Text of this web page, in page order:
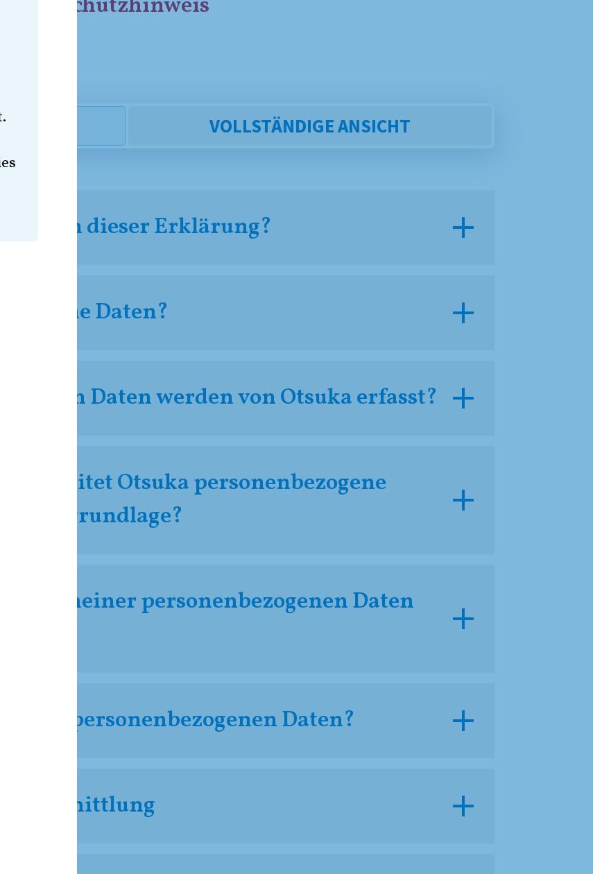
Datenschutzhinweis
VOLLSTÄNDIGE ANSICHT
dieser Erklärung?
Daten?
Daten werden von Otsuka erfasst?
verarbeitet Otsuka personenbezogene
meiner personenbezogenen Daten
meine personenbezogenen Daten?